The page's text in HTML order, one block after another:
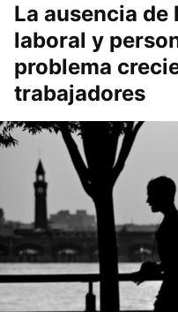
La ausencia
laboral y
problema
trabajadores